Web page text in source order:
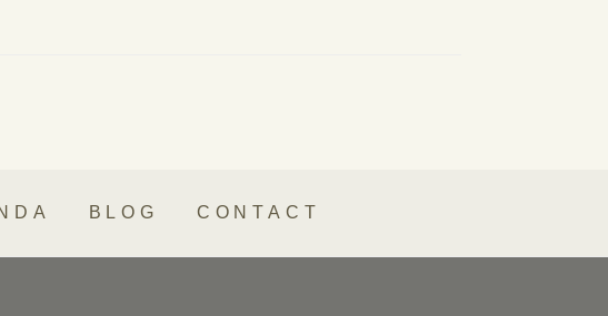
BLOG CONTACT